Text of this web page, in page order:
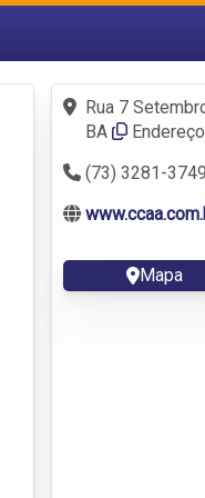
Fazer login
Criar conta
Rua 7
BA
(73) 3281-3749
Mapa